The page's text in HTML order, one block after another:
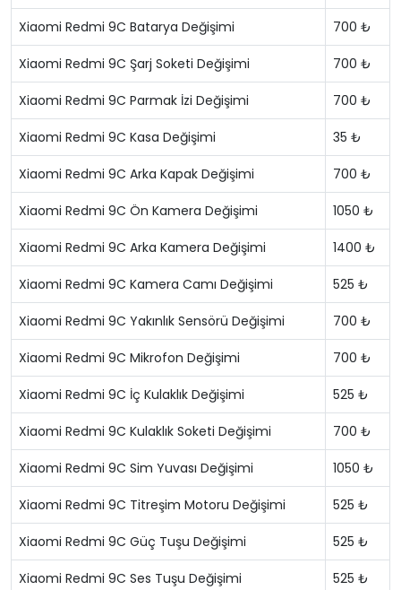
Xiaomi Redmi 9C Batarya Değişimi 700 ₺
Xiaomi Redmi 9C Şarj Soketi Değişimi 700 ₺
Xiaomi Redmi 9C Parmak İzi Değişimi 700 ₺
Xiaomi Redmi 9C Kasa Değişimi 35 ₺
Xiaomi Redmi 9C Arka Kapak Değişimi 700 ₺
Xiaomi Redmi 9C Ön Kamera Değişimi 1050 ₺
Xiaomi Redmi 9C Arka Kamera Değişimi 1400 ₺
Xiaomi Redmi 9C Kamera Camı Değişimi 525 ₺
Xiaomi Redmi 9C Yakınlık Sensörü Değişimi 700 ₺
Xiaomi Redmi 9C Mikrofon Değişimi 700 ₺
Xiaomi Redmi 9C İç Kulaklık Değişimi 525 ₺
Xiaomi Redmi 9C Kulaklık Soketi Değişimi 700 ₺
Xiaomi Redmi 9C Sim Yuvası Değişimi 1050 ₺
Xiaomi Redmi 9C Titreşim Motoru Değişimi 525 ₺
Xiaomi Redmi 9C Güç Tuşu Değişimi 525 ₺
Xiaomi Redmi 9C Ses Tuşu Değişimi 525 ₺